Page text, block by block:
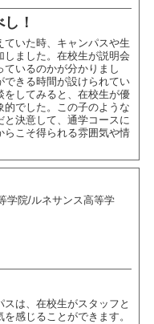
！
いた時、キャンパスや生
ました。在校生が説明会
いるのかが分かりまし
できる時間が設けられてい
をしてみると、在校生が優
的でした。この子のような
決意して、通学コースに
らこそ得られる雰囲気や情
学院/ルネサンス高等学
は、在校生がスタッフと
感じることができます。